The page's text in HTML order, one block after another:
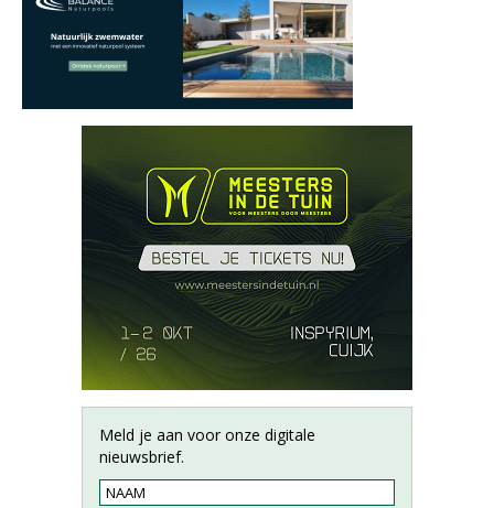
Meld je aan voor onze digitale
nieuwsbrief.